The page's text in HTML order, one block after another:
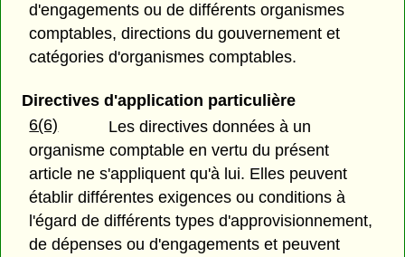
d'engagements ou de différents organismes
comptables, directions du gouvernement et
catégories d'organismes comptables.
Directives d'application particulière
6(6)
Les directives données à un
organisme comptable en vertu du présent
article ne s'appliquent qu'à lui. Elles peuvent
établir différentes exigences ou conditions à
l'égard de différents types d'approvisionnement,
de dépenses ou d'engagements et peuvent